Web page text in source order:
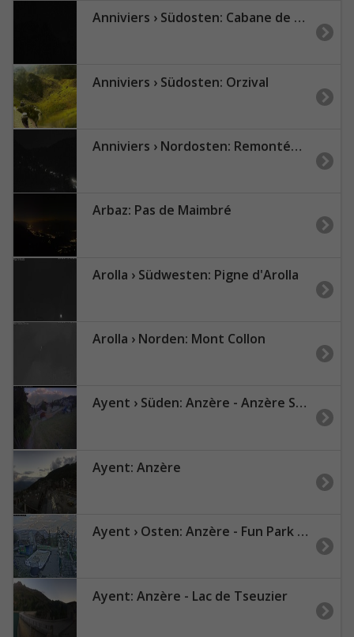
Anniviers › Südosten: Cabane de Tracuit CAS - Turtmann Glacier - Bishorn - Tracuit - Weisshorn
Anniviers › Südosten: Orzival
Anniviers › Nordosten: Remontées Mécaniques de Grimentz - Zinal - Le Toûno
Arbaz: Pas de Maimbré
Arolla › Südwesten: Pigne d'Arolla
Arolla › Norden: Mont Collon
Ayent › Süden: Anzère - Anzère Ski Resort
Ayent: Anzère
Ayent › Osten: Anzère - Fun Park - Anzère Ski Resort
Ayent: Anzère - Lac de Tseuzier